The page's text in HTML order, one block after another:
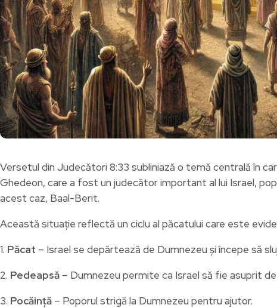
Versetul din Judecători 8:33 subliniază o temă centrală în
Ghedeon, care a fost un judecător important al lui Israel,
acest caz, Baal-Berit.
Această situație reflectă un ciclu al păcatului care este
1. Păcat – Israel se depărtează de Dumnezeu și începe să
2. Pedeapsă – Dumnezeu permite ca Israel să fie asuprit de
3. Pocăință – Poporul strigă la Dumnezeu pentru ajutor.